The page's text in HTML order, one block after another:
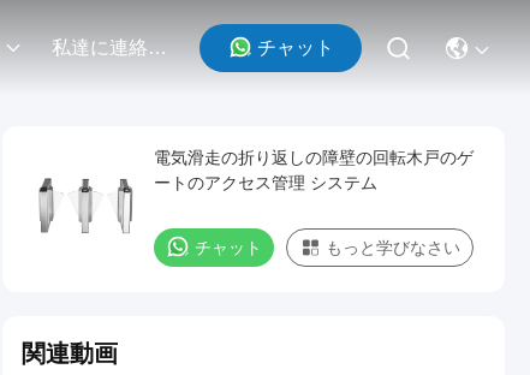
私達に連絡しなさい チャット
電気滑走の折り返しの障壁の回転木戸のゲ
ートのアクセス管理 システム
チャット もっと学びなさい
関連動画